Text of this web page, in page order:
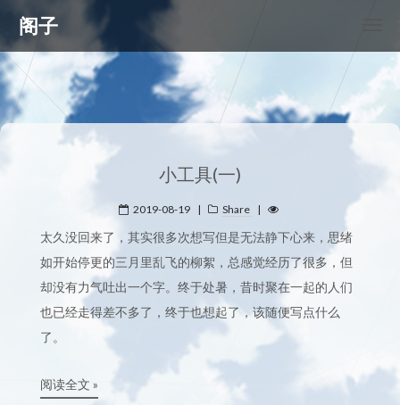
阁子
小工具(一)
2019-08-19 | Share |
太久没回来了，其实很多次想写但是无法静下心来，思绪
如开始停更的三月里乱飞的柳絮，总感觉经历了很多，但
却没有力气吐出一个字。终于处暑，昔时聚在一起的人们
也已经走得差不多了，终于也想起了，该随便写点什么
了。
阅读全文 »